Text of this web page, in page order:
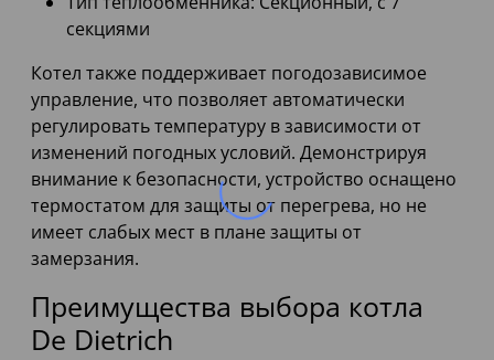
секциями
Котел также поддерживает погодозависимое
управление, что позволяет автоматически
регулировать температуру в зависимости от
изменений погодных условий. Демонстрируя
внимание к безопасности, устройство оснащено
термостатом для защиты от перегрева, но не
имеет слабых мест в плане защиты от
замерзания.
Преимущества выбора котла
De Dietrich